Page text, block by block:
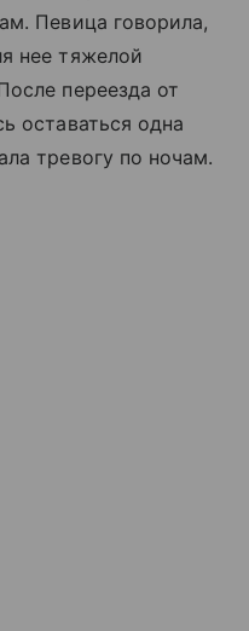
Певица говорила,
нее тяжелой
переезда от
оставаться одна
тревогу по ночам.